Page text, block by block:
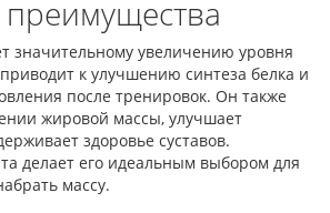
значительному увеличению уровня
к улучшению синтеза белка и
после тренировок. Он также
жировой массы, улучшает
здоровье суставов.
делает его идеальным выбором для
массу.